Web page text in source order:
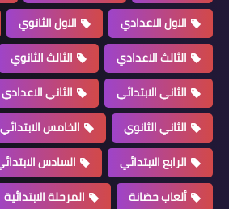
الاول الاعدادي
الاول الثانوي
الثالث الاعدادي
الثالث الثانوي
الثاني الابتدائي
الثاني الاعدادي
الثاني الثانوي
الخامس الابتدائي
الرابع الابتدائي
السادس
ألعاب حضانة
المرحلة الابتدائية